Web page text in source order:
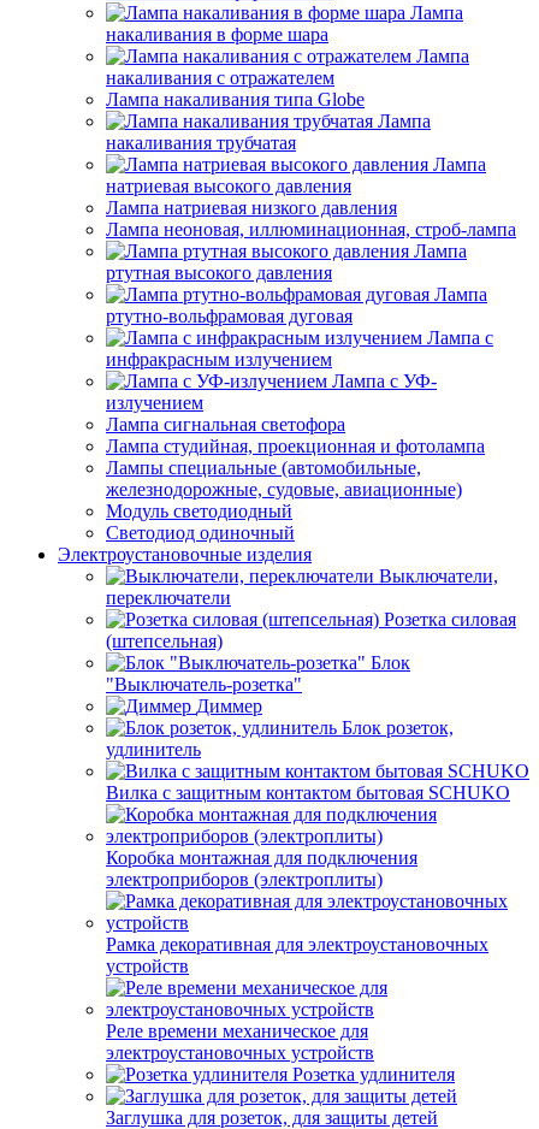
Лампа
накаливания в форме шара
Лампа
накаливания с отражателем
Лампа накаливания типа Globe
Лампа
накаливания трубчатая
Лампа
натриевая высокого давления
Лампа натриевая низкого давления
Лампа неоновая, иллюминационная, строб-лампа
Лампа
ртутная высокого давления
Лампа
ртутно-вольфрамовая дуговая
Лампа с
инфракрасным излучением
Лампа с УФ-
излучением
Лампа сигнальная светофора
Лампа студийная, проекционная и фотолампа
Лампы специальные (автомобильные,
железнодорожные, судовые, авиационные)
Модуль светодиодный
Светодиод одиночный
Электроустановочные изделия
Выключатели,
переключатели
Розетка силовая
(штепсельная)
Блок
"Выключатель-розетка"
Диммер
Блок розеток,
удлинитель
Вилка с защитным контактом бытовая SCHUKO
Коробка монтажная для подключения
электроприборов (электроплиты)
Рамка декоративная для электроустановочных
устройств
Реле времени механическое для
электроустановочных устройств
Розетка удлинителя
Заглушка для розеток, для защиты детей